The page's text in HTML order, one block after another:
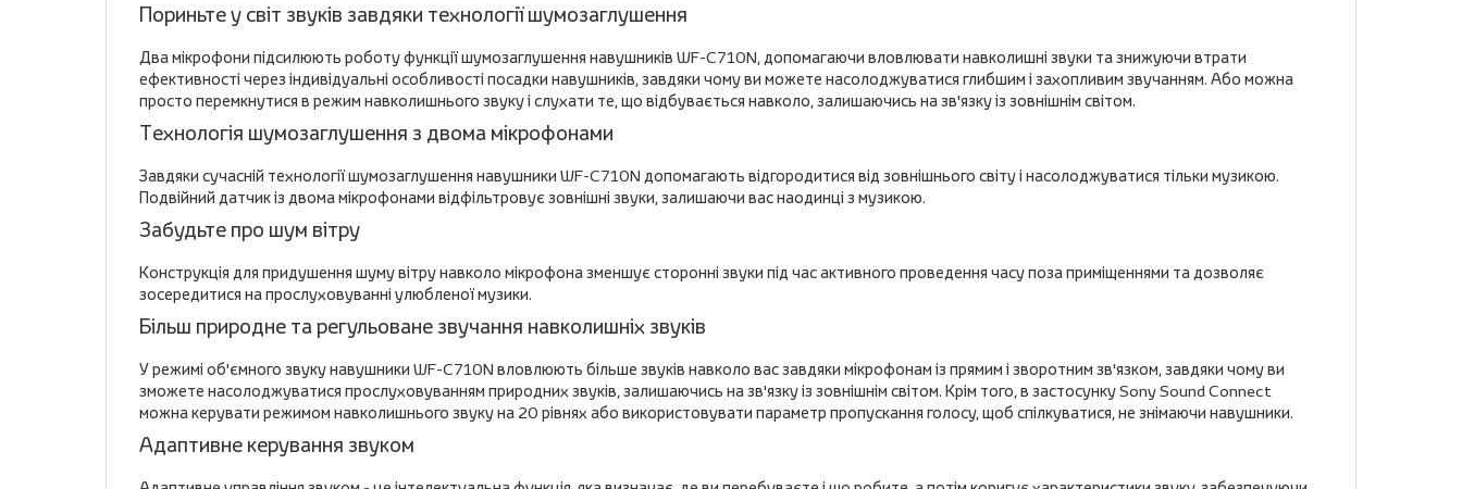
Пориньте у світ звуків завдяки технології шумозаглушення
Два мікрофони підсилюють роботу функції шумозаглушення навушників WF-C710N, допомагаючи вловлювати навколишні звуки та знижуючи втрати
ефективності через індивідуальні особливості посадки навушників, завдяки чому ви можете насолоджуватися глибшим і захопливим звучанням. Або можна
просто перемкнутися в режим навколишнього звуку і слухати те, що відбувається навколо, залишаючись на зв'язку із зовнішнім світом.
Технологія шумозаглушення з двома мікрофонами
Завдяки сучасній технології шумозаглушення навушники WF-C710N допомагають відгородитися від зовнішнього світу і насолоджуватися тільки музикою.
Подвійний датчик із двома мікрофонами відфільтровує зовнішні звуки, залишаючи вас наодинці з музикою.
Забудьте про шум вітру
Конструкція для придушення шуму вітру навколо мікрофона зменшує сторонні звуки під час активного проведення часу поза приміщеннями та дозволяє
зосередитися на прослуховуванні улюбленої музики.
Більш природне та регульоване звучання навколишніх звуків
У режимі об'ємного звуку навушники WF-C710N вловлюють більше звуків навколо вас завдяки мікрофонам із прямим і зворотним зв'язком, завдяки чому ви
зможете насолоджуватися прослуховуванням природних звуків, залишаючись на зв'язку із зовнішнім світом. Крім того, в застосунку Sony Sound Connect
можна керувати режимом навколишнього звуку на 20 рівнях або використовувати параметр пропускання голосу, щоб спілкуватися, не знімаючи навушники.
Адаптивне керування звуком